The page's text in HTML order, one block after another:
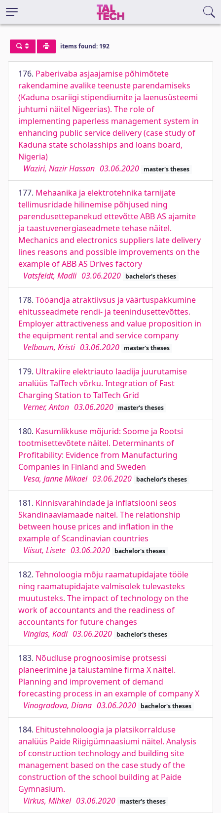
items found: 192
176. Paberivaba asjaajamise põhimõtete
rakendamine avalike teenuste parendamiseks
(Kaduna osariigi stipendiumite ja laenusüsteemi
juhtumi näitel Nigeerias). The role of
implementing paperless management system in
enhancing public service delivery (case study of
Kaduna state scholasships and loans board,
Nigeria)
Waziri, Nazir Hassan 03.06.2020 master's theses
177. Mehaanika ja elektrotehnika tarnijate
tellimusridade hilinemise põhjused ning
parendusettepanekud ettevõtte ABB AS ajamite
ja taastuvenergiaseadmete tehase näitel.
Mechanics and electronics suppliers late delivery
lines reasons and possible improvements on the
example of ABB AS Drives factory
Vatsfeldt, Madli 03.06.2020 bachelor's theses
178. Tööandja atraktiivsus ja väärtuspakkumine
ehitusseadmete rendi- ja teenindusettevõttes.
Employer attractiveness and value proposition in
the equipment rental and service company
Velbaum, Kristi 03.06.2020 master's theses
179. Ultrakiire elektriauto laadija juurutamise
analüüs TalTech võrku. Integration of Fast
Charging Station to TalTech Grid
Verner, Anton 03.06.2020 master's theses
180. Kasumlikkuse mõjurid: Soome ja Rootsi
tootmisettevõtete näitel. Determinants of
Profitability: Evidence from Manufacturing
Companies in Finland and Sweden
Vesa, Janne Mikael 03.06.2020 bachelor's theses
181. Kinnisvarahindade ja inflatsiooni seos
Skandinaaviamaade näitel. The relationship
between house prices and inflation in the
example of Scandinavian countries
Viisut, Lisete 03.06.2020 bachelor's theses
182. Tehnoloogia mõju raamatupidajate tööle
ning raamatupidajate valmisolek tulevasteks
muutusteks. The impact of technology on the
work of accountants and the readiness of
accountants for future changes
Vinglas, Kadi 03.06.2020 bachelor's theses
183. Nõudluse prognoosimise protsessi
planeerimine ja täiustamine firma X näitel.
Planning and improvement of demand
forecasting process in an example of company X
Vinogradova, Diana 03.06.2020 bachelor's theses
184. Ehitustehnoloogia ja platsikorralduse
analüüs Paide Riigigümnaasiumi näitel. Analysis
of construction technology and building site
management based on the case study of the
construction of the school building at Paide
Gymnasium.
Virkus, Mihkel 03.06.2020 master's theses